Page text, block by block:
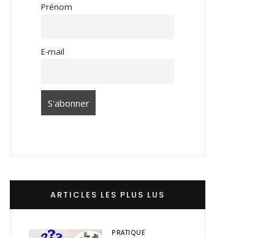
Prénom
E-mail
ARTICLES LES PLUS LUS
PRATIQUE